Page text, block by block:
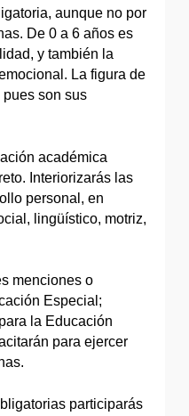
aunque no por
De 0 a 6 años es
y también la
La figura de
pues son sus
académica
Interiorizarás las
personal, en
lingüístico, motriz,
menciones o
Especial;
la Educación
para ejercer
participarás